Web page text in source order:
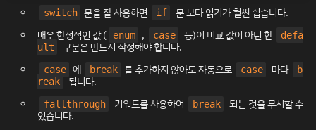
switch 문을 잘 사용하면 if
문 보다 읽기가 훨씬 쉽습니다.
매우 한정적인 값 (
enum , case 등)이 비교 값이 아닌 한
defa
ult
구문은 반드시 작성해야 합니다.
case 에 break 를 추가하지 않아도 자동으로 case 마다
b
reak
됩니다.
fallthrough 키워드를 사용하여 break
되는 것을 무시할 수
있습니다.